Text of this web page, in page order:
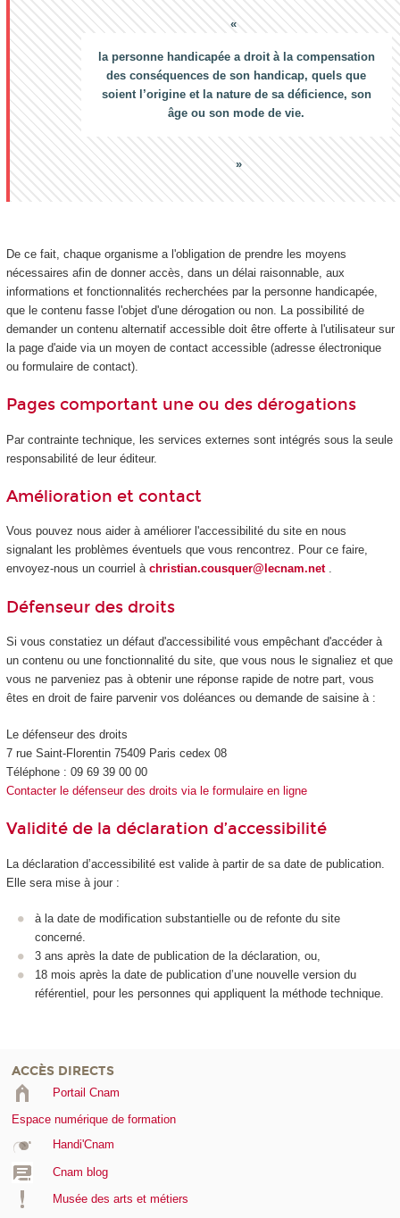
la personne handicapée a droit à la compensation
des conséquences de son handicap, quels que
soient l’origine et la nature de sa déficience, son
âge ou son mode de vie.
De ce fait, chaque organisme a l'obligation de prendre les moyens
nécessaires afin de donner accès, dans un délai raisonnable, aux
informations et fonctionnalités recherchées par la personne handicapée,
que le contenu fasse l'objet d'une dérogation ou non. La possibilité de
demander un contenu alternatif accessible doit être offerte à l'utilisateur sur
la page d'aide via un moyen de contact accessible (adresse électronique
ou formulaire de contact).
Pages comportant une ou des dérogations
Par contrainte technique, les services externes sont intégrés sous la seule
responsabilité de leur éditeur.
Amélioration et contact
Vous pouvez nous aider à améliorer l'accessibilité du site en nous
signalant les problèmes éventuels que vous rencontrez. Pour ce faire,
envoyez-nous un courriel à christian.cousquer@lecnam.net .
Défenseur des droits
Si vous constatiez un défaut d'accessibilité vous empêchant d'accéder à
un contenu ou une fonctionnalité du site, que vous nous le signaliez et que
vous ne parveniez pas à obtenir une réponse rapide de notre part, vous
êtes en droit de faire parvenir vos doléances ou demande de saisine à :
Le défenseur des droits
7 rue Saint-Florentin 75409 Paris cedex 08
Téléphone : 09 69 39 00 00
Contacter le défenseur des droits via le formulaire en ligne
Validité de la déclaration d’accessibilité
La déclaration d’accessibilité est valide à partir de sa date de publication.
Elle sera mise à jour :
à la date de modification substantielle ou de refonte du site
concerné.
3 ans après la date de publication de la déclaration, ou,
18 mois après la date de publication d’une nouvelle version du
référentiel, pour les personnes qui appliquent la méthode technique.
ACCÈS DIRECTS
Portail Cnam
Espace numérique de formation
Handi'Cnam
Cnam blog
Musée des arts et métiers